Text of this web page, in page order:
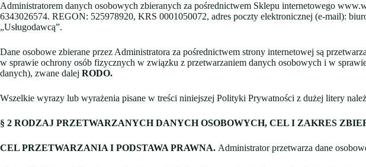
Administratorem danych osobowych zbieranych za pośrednictwem Sklepu internetowego
6343026574. REGON: 525978920, KRS 0001050072, adres poczty elektronicznej (e-mail):
„Usługodawcą”.
Dane osobowe zbierane przez Administratora za pośrednictwem strony internetowej są
w sprawie ochrony osób fizycznych w związku z przetwarzaniem danych osobowych i w
danych), zwane dalej RODO.
Wszelkie wyrazy lub wyrażenia pisane w treści niniejszej Polityki Prywatności z dużej litery
§ 2 RODZAJ PRZETWARZANYCH DANYCH OSOBOWYCH, CEL I ZAKRES
CEL PRZETWARZANIA I PODSTAWA PRAWNA. Administrator przetwarza dane